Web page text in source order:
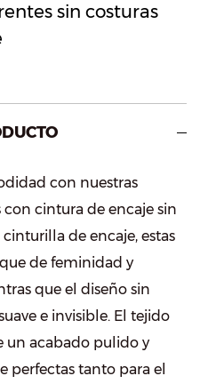
sin costuras
con nuestras
cintura de encaje sin
de encaje, estas
de feminidad y
que el diseño sin
e invisible. El tejido
un acabado pulido y
perfectas tanto para el